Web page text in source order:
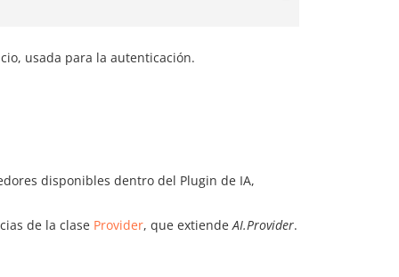
usada para la autenticación.
disponibles dentro del Plugin de IA,
de la clase Provider, que extiendeAI.Provider.